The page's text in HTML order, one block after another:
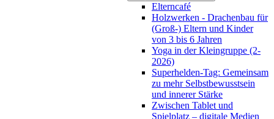
Elterncafé
Holzwerken - Drachenbau für
(Groß-) Eltern und Kinder
von 3 bis 6 Jahren
Yoga in der Kleingruppe (2-
2026)
Superhelden-Tag: Gemeinsam
zu mehr Selbstbewusstsein
und innerer Stärke
Zwischen Tablet und
Spielplatz – digitale Medien